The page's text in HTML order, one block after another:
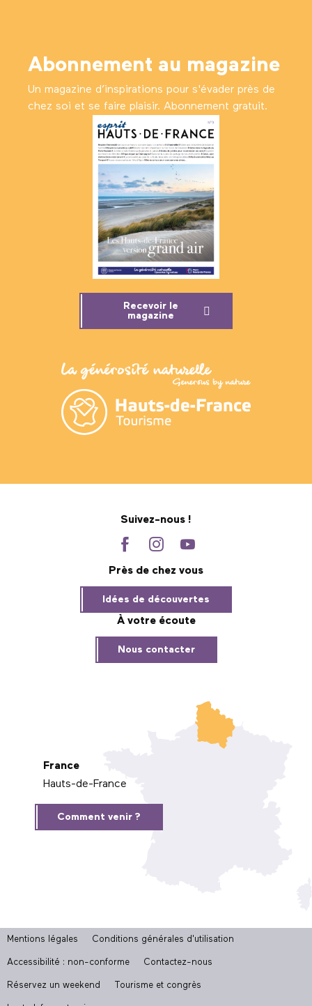
Abonnement au magazine
Un magazine d’inspirations pour s'évader près de
chez soi et se faire plaisir. Abonnement gratuit.
Recevoir le
magazine
Suivez-nous !
Près de chez vous
Idées de découvertes
À votre écoute
Nous contacter
France
Hauts-de-France
Comment venir ?
Mentions légales Conditions générales d'utilisation
Accessibilité : non-conforme Contactez-nous
Réservez un weekend Tourisme et congrès